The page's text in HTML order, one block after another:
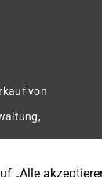
von